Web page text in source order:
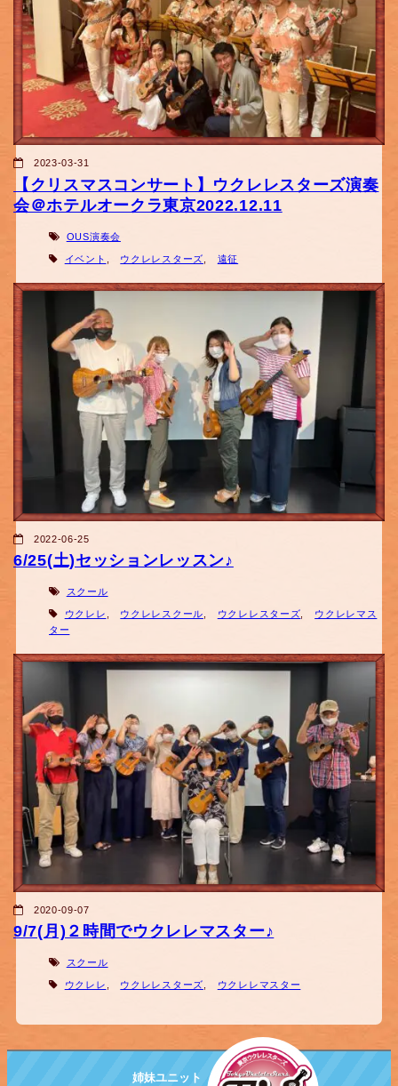
2023-03-31
【クリスマスコンサート】ウクレレスターズ演奏
会＠ホテルオークラ東京2022.12.11
OUS演奏会
イベント ウクレレスターズ 遠征
2022-06-25
6/25(土)セッションレッスン♪
スクール
ウクレレ ウクレレスクール ウクレレスターズ
ウクレレマス
ター
2020-09-07
9/7(月)２時間でウクレレマスター♪
スクール
ウクレレ , ウクレレスターズ, ウクレレマスター
姉妹ユニット